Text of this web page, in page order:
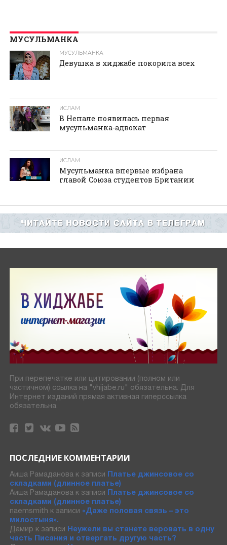
МУСУЛЬМАНКА
МУСУЛЬМАНКА
Девушка в хиджабе покорила всех
ИСЛАМ
В Непале появилась первая
мусульманка-адвокат
ИСЛАМ
Мусульманка впервые избрана
главой Союза студентов Британии
При перепечатке или цитировании (полном или
частичном) ссылка на "vhijabe.ru" обязательна. Для
Интернет изданий прямая активная гиперссылка
обязательна.
ПОСЛЕДНИЕ КОММЕНТАРИИ
Аиша Рамадановак записи Платье джинсовое со
складками (длинное платье)
Аиша Рамадановак записи Платье джинсовое со
складками (длинное платье)
naemsmith к записи «Даже половая связь – это
милостыня».
Дамир к записи Неужели вы станете веровать в одну
часть Писания и отвергать другую часть?